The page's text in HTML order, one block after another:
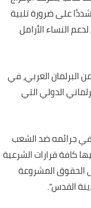
على ضرورة تلبية
النساء الأرامل
البرلمان العربي، في
في إطار اجتماعات الجمعية العامة الـ 150 للاتحاد البرلماني الدولي التي
في جرائمه ضد الشعب
كافة قرارات الشرعية
الحقوق المشروعة
القدس”.